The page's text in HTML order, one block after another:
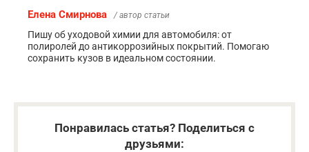
Елена Смирнова / автор статьи
Пишу об уходовой химии для автомобиля: от
полиролей до антикоррозийных покрытий. Помогаю
сохранить кузов в идеальном состоянии.
Понравилась статья? Поделиться с
друзьями: